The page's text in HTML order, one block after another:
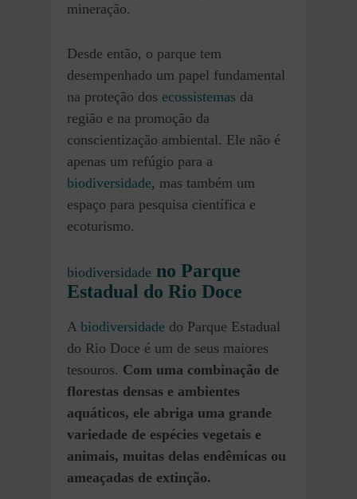
mineração.
Desde então, o parque tem
desempenhado um papel fundamental
na proteção dos ecossistemas da
região e na promoção da
conscientização ambiental. Ele não é
apenas um refúgio para a
biodiversidade, mas também um
espaço para pesquisa científica e
ecoturismo.
biodiversidade no Parque
Estadual do Rio Doce
A biodiversidade do Parque Estadual
do Rio Doce é um de seus maiores
tesouros. Com uma combinação de
florestas densas e ambientes
aquáticos, ele abriga uma grande
variedade de espécies vegetais e
animais, muitas delas endêmicas ou
ameaçadas de extinção.